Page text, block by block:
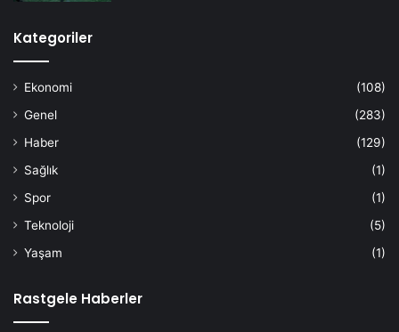
Kategoriler
Ekonomi
(108)
Genel
(283)
Haber
(129)
Sağlık
(1)
Spor
(1)
Teknoloji
(5)
Yaşam
(1)
Rastgele Haberler